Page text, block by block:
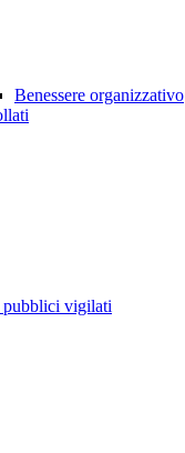
Benessere organizzativo
vigilati